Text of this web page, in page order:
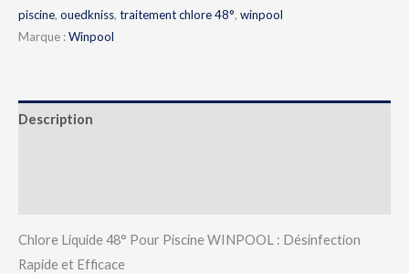
piscine, ouedkniss, traitement chlore 48°, winpool
Marque :Winpool
Description
Chlore Liquide 48° Pour Piscine WINPOOL : Désinfection
Rapide et Efficace